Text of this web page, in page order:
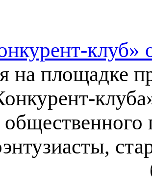
клуб»
на площадке